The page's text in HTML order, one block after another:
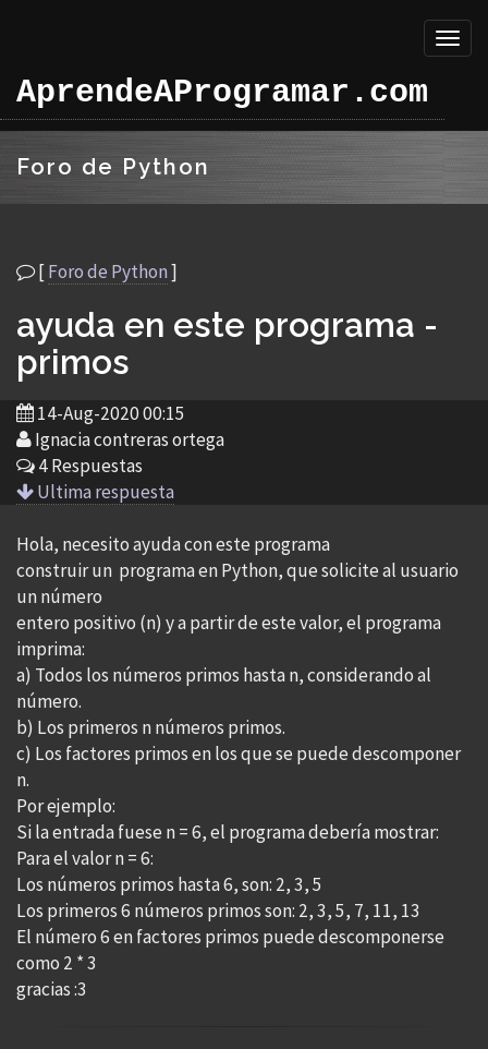
AprendeAProgramar.com
Foro de Python
[Foro de Python]
ayuda en este programa -
primos
14-Aug-2020 00:15
Ignacia contreras ortega
4 Respuestas
Ultima respuesta
Hola, necesito ayuda con este programa
construir un programa en Python, que solicite al usuario
un número
entero positivo (n) y a partir de este valor, el programa
imprima:
a) Todos los números primos hasta n, considerando al
número.
b) Los primeros n números primos.
c) Los factores primos en los que se puede descomponer
n.
Por ejemplo:
Si la entrada fuese n = 6, el programa debería mostrar:
Para el valor n = 6:
Los números primos hasta 6, son: 2, 3, 5
Los primeros 6 números primos son: 2, 3, 5, 7, 11, 13
El número 6 en factores primos puede descomponerse
como 2 * 3
gracias :3